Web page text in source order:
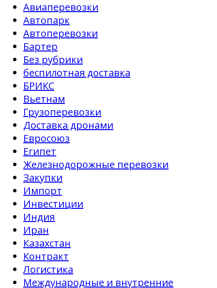
Авиаперевозки
Автопарк
Автоперевозки
Бартер
Без рубрики
беспилотная доставка
БРИКС
Вьетнам
Грузоперевозки
Доставка дронами
Евросоюз
Египет
Железнодорожные перевозки
Закупки
Импорт
Инвестиции
Индия
Иран
Казахстан
Контракт
Логистика
Международные и внутренние